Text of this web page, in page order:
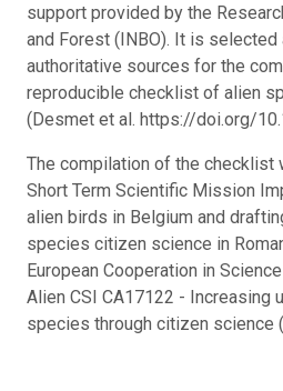
support provided by the
and Forest (INBO). It is selected
authoritative sources for the
reproducible checklist of alien
(Desmet et al. https://doi.org/
The compilation of the checklist
Short Term Scientific Mission
alien birds in Belgium and
species citizen science in
European Cooperation in
Alien CSI CA17122 - Increasing
species through citizen science